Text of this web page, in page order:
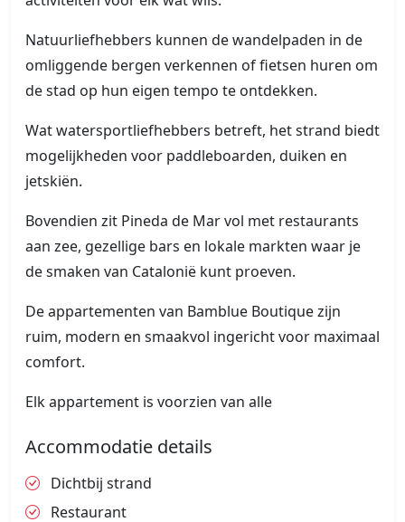
Natuurliefhebbers kunnen de wandelpaden in de
omliggende bergen verkennen of fietsen huren om
de stad op hun eigen tempo te ontdekken.
Wat watersportliefhebbers betreft, het strand biedt
mogelijkheden voor paddleboarden, duiken en
jetskiën.
Bovendien zit Pineda de Mar vol met restaurants
aan zee, gezellige bars en lokale markten waar je
de smaken van Catalonië kunt proeven.
De appartementen van Bamblue Boutique zijn
ruim, modern en smaakvol ingericht voor maximaal
comfort.
Elk appartement is voorzien van alle
Accommodatie details
Dichtbij strand
Restaurant